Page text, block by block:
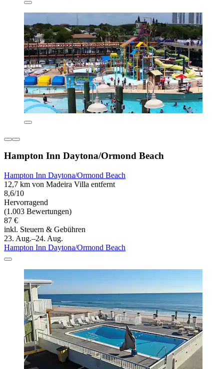
Hampton Inn Daytona/Ormond Beach
Hampton Inn Daytona/Ormond Beach
12,7 km von Madeira Villa entfernt
8,6/10
Hervorragend
(1.003 Bewertungen)
87 €
inkl. Steuern & Gebühren
23. Aug.–24. Aug.
Hampton Inn Daytona/Ormond Beach